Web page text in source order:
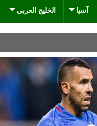
آسيا الخليج العربي